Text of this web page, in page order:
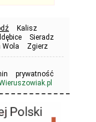
Kalisz
Sieradz
Wola Zgierz
prywatność